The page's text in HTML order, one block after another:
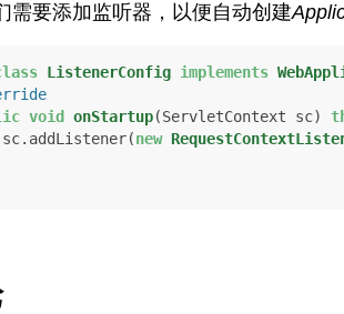
需要添加监听器，以便自动创建
ListenerConfig implements
void onStartup(ServletContext sc)
        sc.addListener(
new